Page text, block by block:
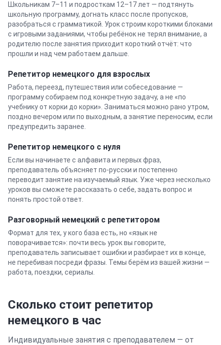
Школьникам 7–11 и подросткам 12–17 лет — подтянуть
школьную программу, догнать класс после пропусков,
разобраться с грамматикой. Урок строим короткими блоками
с игровыми заданиями, чтобы ребёнок не терял внимание, а
родителю после занятия приходит короткий отчёт: что
прошли и над чем работаем дальше.
Репетитор немецкого для взрослых
Работа, переезд, путешествия или собеседование —
программу собираем под конкретную задачу, а не «по
учебнику от корки до корки». Заниматься можно рано утром,
поздно вечером или по выходным, а занятие переносим, если
предупредить заранее.
Репетитор немецкого с нуля
Если вы начинаете с алфавита и первых фраз,
преподаватель объясняет по-русски и постепенно
переводит занятие на изучаемый язык. Уже через несколько
уроков вы сможете рассказать о себе, задать вопрос и
понять простой ответ.
Разговорный немецкий с репетитором
Формат для тех, у кого база есть, но «язык не
поворачивается»: почти весь урок вы говорите,
преподаватель записывает ошибки и разбирает их в конце,
не перебивая посреди фразы. Темы берём из вашей жизни —
работа, поездки, сериалы.
Сколько стоит репетитор
немецкого в час
Индивидуальные занятия с преподавателем — от